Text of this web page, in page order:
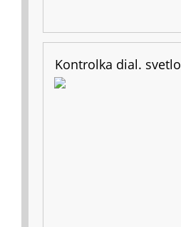
Kontrolka dial. svetlo